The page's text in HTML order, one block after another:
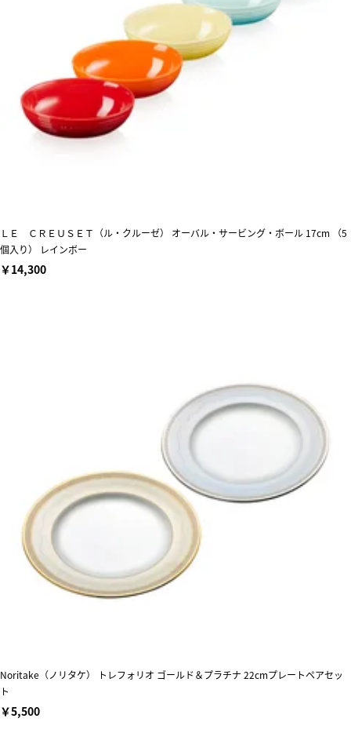
ＬＥ ＣＲＥＵＳＥＴ（ル・クルーゼ） オーバル・サービング・ボール 17cm （5
個入り） レインボー
￥14,300
Noritake（ノリタケ） トレフォリオ ゴールド＆プラチナ 22cmプレートペアセッ
ト
￥5,500